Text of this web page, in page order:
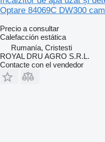
Optare 84069C DW300
Precio a consultar
Calefacción estática
Rumanía, Cristesti
ROYAL DRU AGRO S.R.L.
Contacte con el vendedor